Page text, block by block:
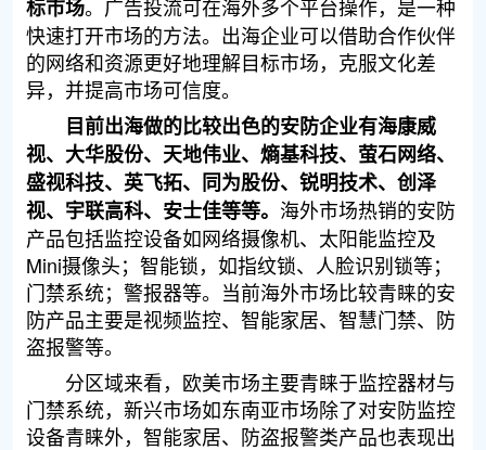
标市场。广告投流可在海外多个平台操作，是一种
快速打开市场的方法。出海企业可以借助合作伙伴
的网络和资源更好地理解目标市场，克服文化差
异，并提高市场可信度。
目前出海做的比较出色的安防企业有海康威
视、大华股份、天地伟业、熵基科技、萤石网络、
盛视科技、英飞拓、同为股份、锐明技术、创泽
视、宇联高科、安士佳等等。 海外市场热销的安防
产品包括监控设备如网络摄像机、太阳能监控及
Mini摄像头；智能锁，如指纹锁、人脸识别锁等；
门禁系统；警报器等。当前海外市场比较青睐的安
防产品主要是视频监控、智能家居、智慧门禁、防
盗报警等。
分区域来看，欧美市场主要青睐于监控器材与
门禁系统，新兴市场如东南亚市场除了对安防监控
设备青睐外，智能家居、防盗报警类产品也表现出